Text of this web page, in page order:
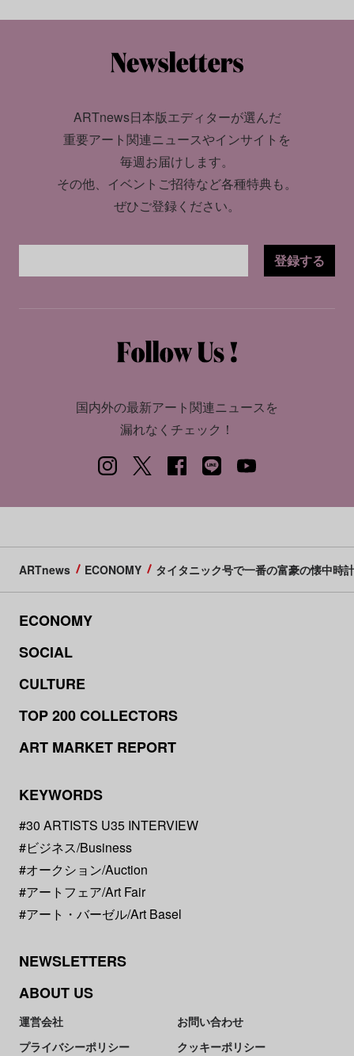
ARTnews日本版エディターが選んだ
重要アート関連ニュースやインサイトを
毎週お届けします。
その他、イベントご招待など各種特典も。
ぜひご登録ください。
登録する
国内外の最新アート関連ニュースを
漏れなくチェック！
ARTnews ECONOMY タイタニック号で一番の富豪の懐中時
ECONOMY
SOCIAL
CULTURE
TOP 200 COLLECTORS
ART MARKET REPORT
KEYWORDS
#30 ARTISTS U35 INTERVIEW
#ビジネス/Business
#オークション/Auction
#アートフェア/Art Fair
#アート・バーゼル/Art Basel
NEWSLETTERS
ABOUT US
運営会社
お問い合わせ
プライバシーポリシー
クッキーポリシー